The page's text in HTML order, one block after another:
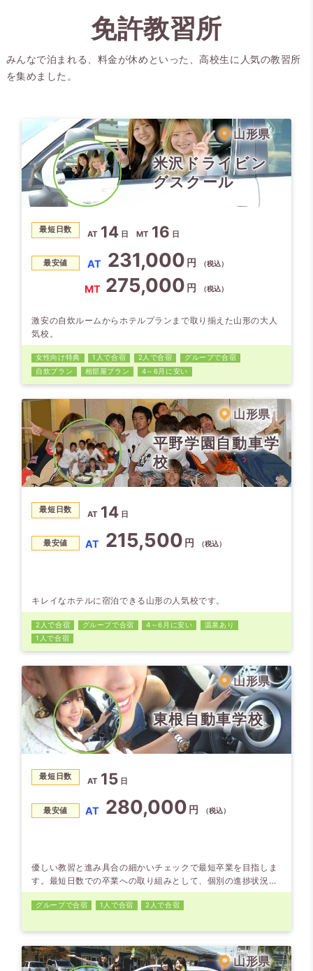
免許教習所
みんなで泊まれる、料金が休めといった、高校生に人気の教習所
を集めました。
山形県
米沢ドライビン
グスクール
最短日数 AT 14 日 MT 16 日
最安値 AT 231,000 円 （税込）
MT 275,000 円 （税込）
激安の自炊ルームからホテルプランまで取り揃えた山形の大人
気校。
女性向け特典 1人で合宿 2人で合宿
グループで合宿
自炊プラン
相部屋プラン 4～6月に安い
山形県
平野学園自動車学
校
最短日数 AT 14 日
最安値 AT 215,500 円 （税込）
キレイなホテルに宿泊できる山形の人気校です。
2人で合宿 グループで合宿 4～6月に安い
温泉あり
1人で合宿
山形県
東根自動車学校
最短日数 AT 15 日
最安値 AT 280,000 円 （税込）
優しい教習と進み具合の細かいチェックで最短卒業を目指しま
す。最短日数での卒業への取り組みとして、個別の進捗状況を
細かく把握して遅れの兆候のある方には、教え方の上手な教官
が担当するなどの対応をしています。学校は、さくらんぼ東根
ストフードなども豊富。ドラッグや家電、ユニクロなどなど合
宿には便利な環境です。
グループで合宿 1人で合宿 2人で合宿
山形県